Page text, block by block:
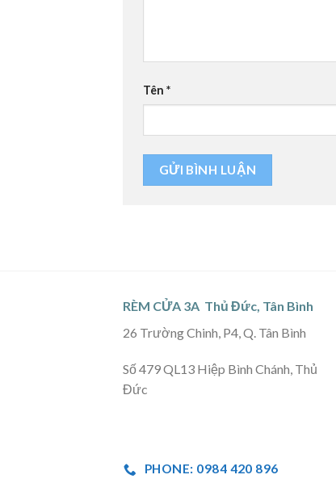
Tên *
RÈM CỬA 3A Thủ Đức, Tân Bình
26 Trường Chinh, P4, Q. Tân Bình
Số 479 QL13 Hiệp Bình Chánh, Thủ
Đức
PHONE: 0984 420 896